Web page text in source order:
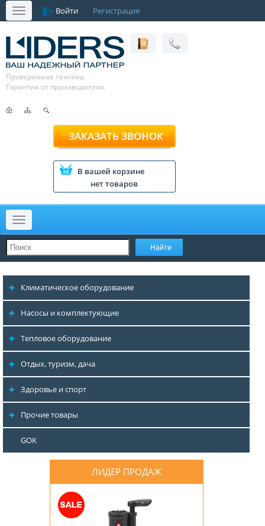
Меню Войти Регистрация
Проверенная техника.
Гарантия от производителя.
ЗАКАЗАТЬ ЗВОНОК
В вашей корзине
нет товаров
Меню
Климатическое оборудование
Насосы и комплектующие
Тепловое оборудование
Отдых, туризм, дача
Здоровье и спорт
Прочие товары
GOK
ЛИДЕР ПРОДАЖ